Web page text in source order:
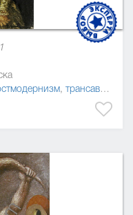
, трансавангард